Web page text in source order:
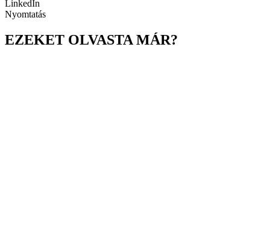
LinkedIn
Nyomtatás
EZEKET OLVASTA MÁR?